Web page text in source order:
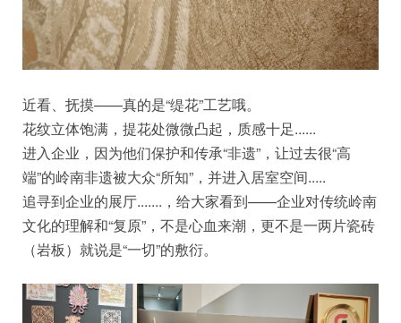
近看、抚摸——真的是“缇花”工艺哦。
花纹立体饱满，提花处微微凸起，质感十足......
进入企业，因为他们保护和传承“非遗”，让过去很“高
端”的岭南非遗被大众“所知”，并进入居室空间.....
追寻到企业的展厅.......，给大家看到——企业对传统岭南
文化的理解和“复原”，不是心血来潮，更不是一两片瓷砖
（岩板）就说是“一切”的敷衍。